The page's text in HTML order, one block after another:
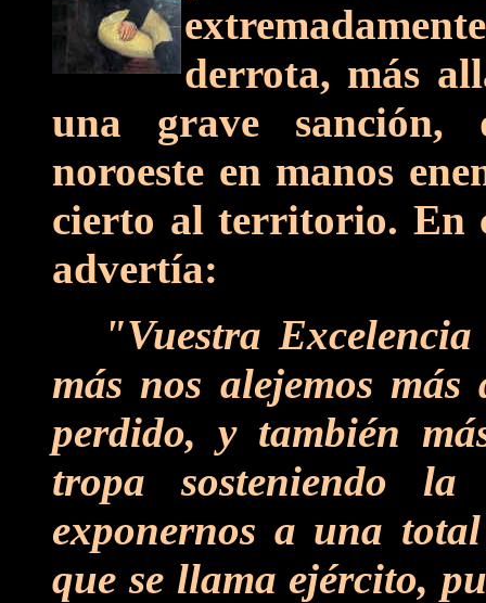
derrota, más
una grave sanción,
noroeste en manos
cierto al territorio. En
advertía:
"Vuestra
más nos alejemos
perdido, y también
tropa sosteniendo
exponernos a una
que se llama ejército,